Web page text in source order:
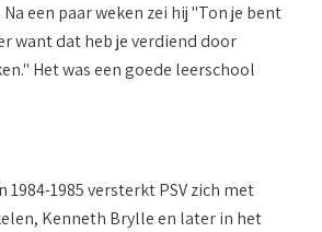
een paar weken zei hij "Ton je bent
want dat heb je verdiend door
Het was een goede leerschool
1984-1985 versterkt PSV zich met
Kenneth Brylle en later in het